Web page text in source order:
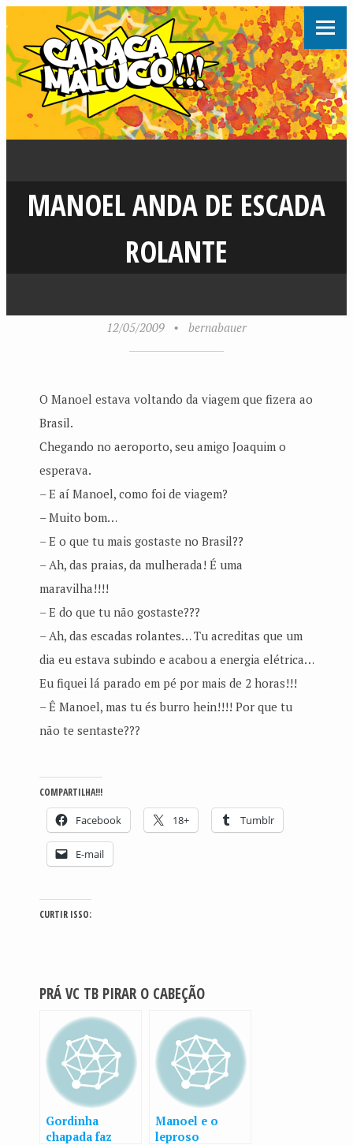
MANOEL ANDA DE ESCADA
ROLANTE
12/05/2009 • bernabauer
O Manoel estava voltando da viagem que fizera ao
Brasil.
Chegando no aeroporto, seu amigo Joaquim o
esperava.
– E aí Manoel, como foi de viagem?
– Muito bom…
– E o que tu mais gostaste no Brasil??
– Ah, das praias, da mulherada! É uma
maravilha!!!!
– E do que tu não gostaste???
– Ah, das escadas rolantes… Tu acreditas que um
dia eu estava subindo e acabou a energia elétrica…
Eu fiquei lá parado em pé por mais de 2 horas!!!
– Ê Manoel, mas tu és burro hein!!!! Por que tu
não te sentaste???
COMPARTILHA!!!
Facebook 18+ Tumblr
E-mail
CURTIR ISSO:
PRÁ VC TB PIRAR O CABEÇÃO
Gordinha
chapada faz
Manoel e o
leproso